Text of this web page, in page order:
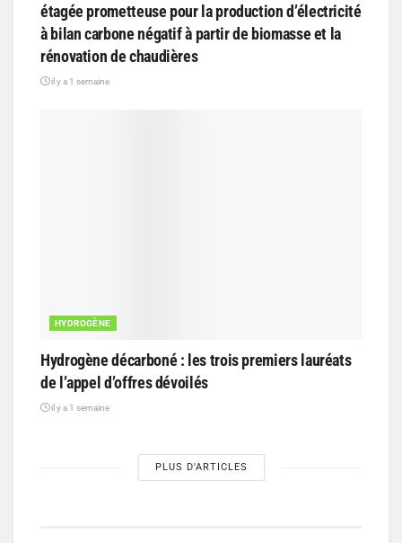
étagée prometteuse pour la production d’électricité
à bilan carbone négatif à partir de biomasse et la
rénovation de chaudières
il y a 1 semaine
HYDROGÈNE
Hydrogène décarboné : les trois premiers lauréats
de l’appel d’offres dévoilés
il y a 1 semaine
PLUS D'ARTICLES